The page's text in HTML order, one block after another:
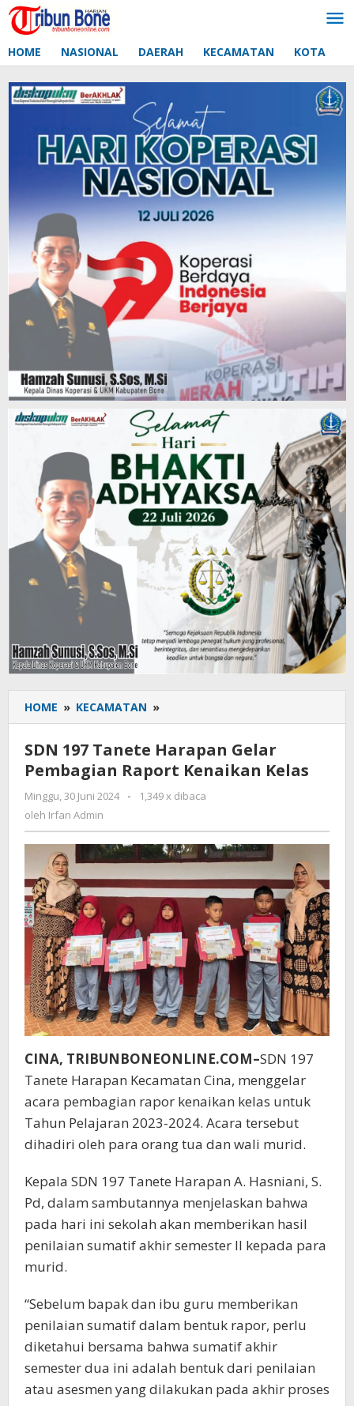
Lewati
ke
HOME NASIONAL DAERAH KECAMATAN KOTA
HOME » KECAMATAN »
197
Harapan
Gelar
Pembagian
SDN 197 Tanete Harapan Gelar
Pembagian Raport Kenaikan Kelas
Minggu, 30 Juni 2024
oleh
-
1,349 x dibaca
oleh Irfan Admin
CINA, TRIBUNBONEONLINE.COM–SDN 197
Tanete Harapan Kecamatan Cina, menggelar
acara pembagian rapor kenaikan kelas untuk
Tahun Pelajaran 2023-2024. Acara tersebut
dihadiri oleh para orang tua dan wali murid.
Kepala SDN 197 Tanete Harapan A. Hasniani, S.
Pd, dalam sambutannya menjelaskan bahwa
pada hari ini sekolah akan memberikan hasil
penilaian sumatif akhir semester II kepada para
murid.
“Sebelum bapak dan ibu guru memberikan
penilaian sumatif dalam bentuk rapor, perlu
diketahui bersama bahwa sumatif akhir
semester dua ini adalah bentuk dari penilaian
atau asesmen yang dilakukan pada akhir proses